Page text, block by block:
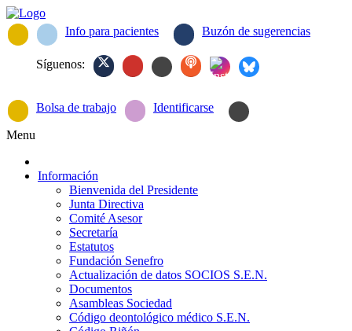
Info para pacientes Buzón de sugerencias
Síguenos:
Bolsa de trabajo Identificarse
Menu
Información
Bienvenida del Presidente
Junta Directiva
Comité Asesor
Secretaría
Estatutos
Fundación Senefro
Actualización de datos SOCIOS S.E.N.
Documentos
Asambleas Sociedad
Código deontológico médico S.E.N.